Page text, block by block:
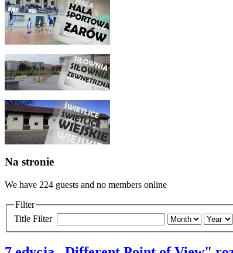
Na stronie
We have 224 guests and no members online
Filter
Title Filter